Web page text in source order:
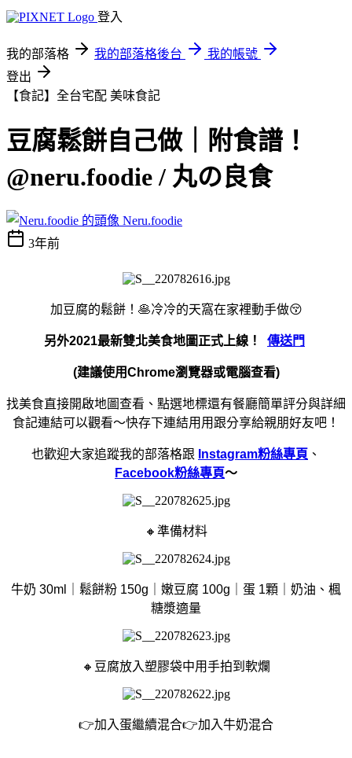
登入
我的部落格 我的部落格後台
我的帳號
登出
【食記】全台宅配 美味食記
豆腐鬆餅自己做｜附食譜！
@neru.foodie / 丸の良食
Neru.foodie
3年前
加豆腐的鬆餅！🥞冷冷的天窩在家裡動手做😚
另外2021最新雙北美食地圖正式上線！ 傳送門
(建議使用Chrome瀏覽器或電腦查看)
找美食直接開啟地圖查看、點選地標還有餐廳簡單評分與詳細
食記連結可以觀看～快存下連結用用跟分享給親朋好友吧！
也歡迎大家追蹤我的部落格跟 Instagram粉絲專頁 、
Facebook粉絲專頁～
🔸準備材料
牛奶 30ml｜鬆餅粉 150g｜嫩豆腐 100g｜蛋 1顆｜奶油、楓
糖漿適量
🔸豆腐放入塑膠袋中用手拍到軟爛
👉加入蛋繼續混合👉加入牛奶混合